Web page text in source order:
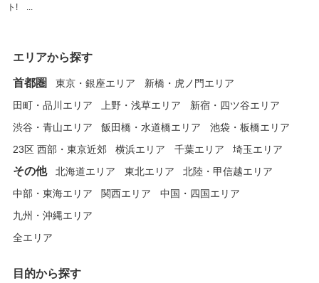
ト! ...
エリアから探す
首都圏 東京・銀座エリア
新橋・虎ノ門エリア
田町・品川エリア
上野・浅草エリア
新宿・四ツ谷エリア
渋谷・青山エリア
飯田橋・水道橋エリア
池袋・板橋エリア
23区 西部・東京近郊
横浜エリア 千葉エリア 埼玉エリア
その他 北海道エリア 東北エリア
北陸・甲信越エリア
中部・東海エリア
関西エリア
中国・四国エリア
九州・沖縄エリア
全エリア
目的から探す